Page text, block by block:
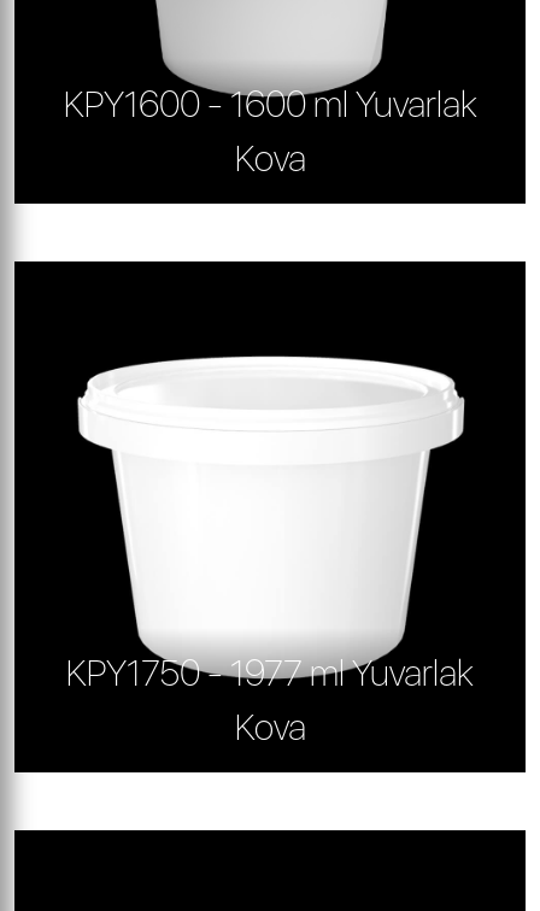
KPY1600 - 1600 ml Yuvarlak
Kova
KPY1750 - 1977 ml Yuvarlak
Kova